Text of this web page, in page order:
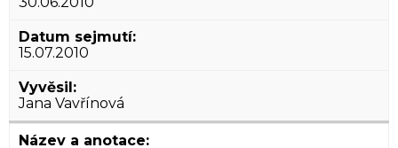
15.07.2010
Jana Vavřínová